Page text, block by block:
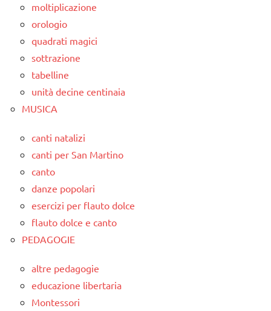
moltiplicazione
orologio
quadrati magici
sottrazione
tabelline
unità decine centinaia
MUSICA
canti natalizi
canti per San Martino
canto
danze popolari
esercizi per flauto dolce
flauto dolce e canto
PEDAGOGIE
altre pedagogie
educazione libertaria
Montessori